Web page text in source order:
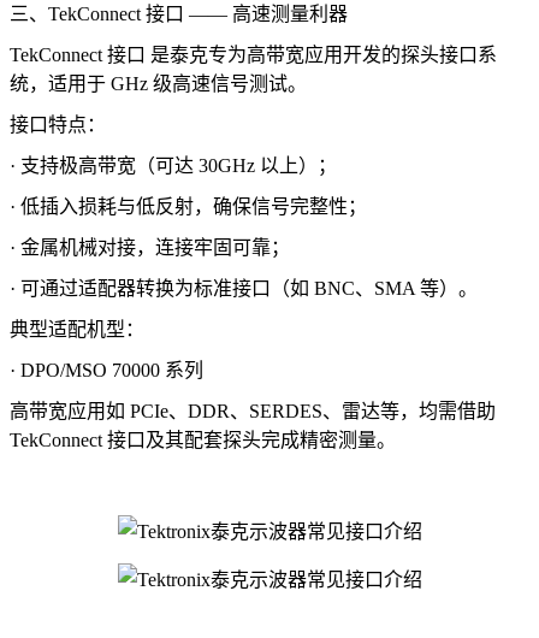
三、TekConnect 接口 —— 高速测量利器
TekConnect 接口 是泰克专为高带宽应用开发的探头接口系
统，适用于 GHz 级高速信号测试。
接口特点：
· 支持极高带宽（可达 30GHz 以上）；
· 低插入损耗与低反射，确保信号完整性；
· 金属机械对接，连接牢固可靠；
· 可通过适配器转换为标准接口（如 BNC、SMA 等）。
典型适配机型：
· DPO/MSO 70000 系列
高带宽应用如 PCIe、DDR、SERDES、雷达等，均需借助
TekConnect 接口及其配套探头完成精密测量。